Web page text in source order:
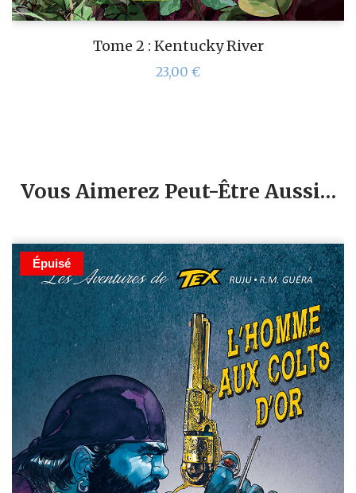
Tome 2 : Kentucky River
23,00 €
Vous Aimerez Peut-Être Aussi…
Épuisé